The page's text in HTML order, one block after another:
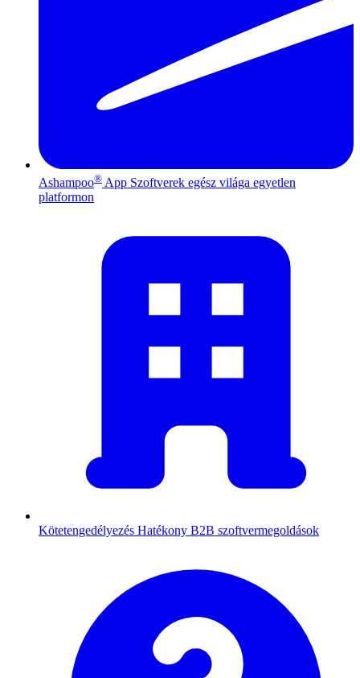
Ashampoo® App Szoftverek egész világa egyetlen
platformon
Kötetengedélyezés Hatékony B2B szoftvermegoldások